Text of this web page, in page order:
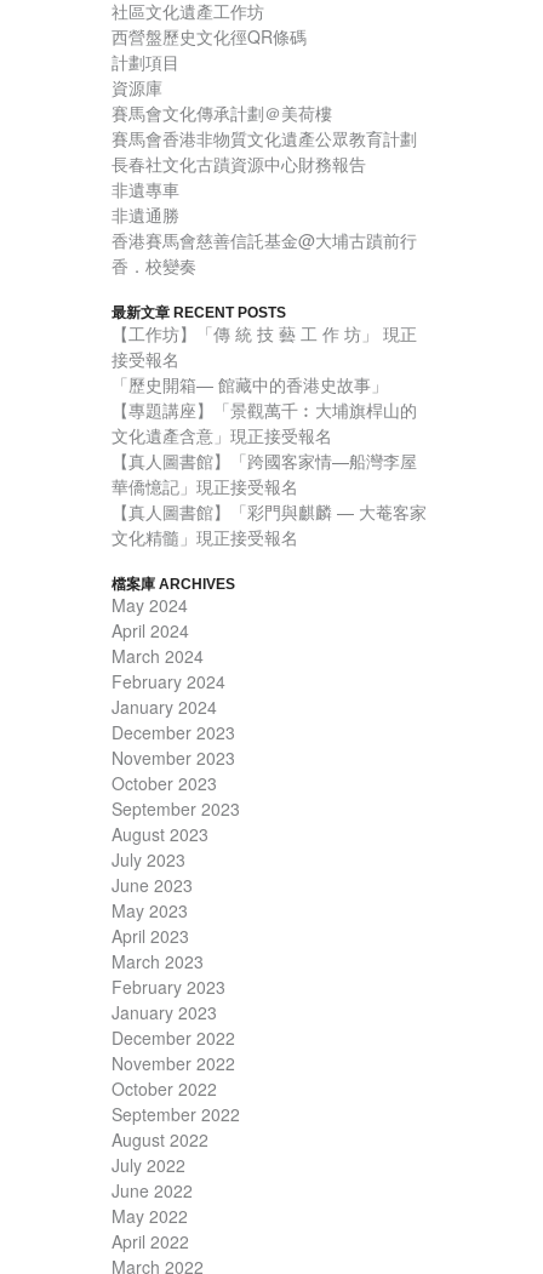
社區文化遺產工作坊
西營盤歷史文化徑QR條碼
計劃項目
資源庫
賽馬會文化傳承計劃＠美荷樓
賽馬會香港非物質文化遺產公眾教育計劃
長春社文化古蹟資源中心財務報告
非遺專車
非遺通勝
香港賽馬會慈善信託基金@大埔古蹟前行
香．校變奏
最新文章 RECENT POSTS
【工作坊】「傳 統 技 藝 工 作 坊」 現正
接受報名
「歷史開箱— 館藏中的香港史故事」
【專題講座】「景觀萬千︰大埔旗桿山的
文化遺產含意」現正接受報名
【真人圖書館】「跨國客家情—船灣李屋
華僑憶記」現正接受報名
【真人圖書館】「彩門與麒麟 — 大菴客家
文化精髓」現正接受報名
檔案庫 ARCHIVES
May 2024
April 2024
March 2024
February 2024
January 2024
December 2023
November 2023
October 2023
September 2023
August 2023
July 2023
June 2023
May 2023
April 2023
March 2023
February 2023
January 2023
December 2022
November 2022
October 2022
September 2022
August 2022
July 2022
June 2022
May 2022
April 2022
March 2022